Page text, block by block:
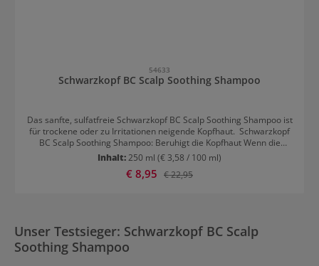
54633
Schwarzkopf BC Scalp Soothing Shampoo
Das sanfte, sulfatfreie Schwarzkopf BC Scalp Soothing Shampoo ist
für trockene oder zu Irritationen neigende Kopfhaut. Schwarzkopf
BC Scalp Soothing Shampoo: Beruhigt die Kopfhaut Wenn die
Kopfhaut juckt und irritiert ist, gleicht das Shampoo den
Feuchtigkeitsgehalt der Kopfhaut aus. Es lindert Irritationen und
beruhigt während es das Haar sanft von Schmutz und
Anwendung Sanft in die Kopfhaut massieren und nach 2 Minuten
sorgfältig ausspülen.
Inhalt:250 ml (€ 3,58 / 100 ml)
Verkaufspreis:
€ 8,95 Regulärer Preis:
€ 22,95
Unser Testsieger: Schwarzkopf BC Scalp
Soothing Shampoo